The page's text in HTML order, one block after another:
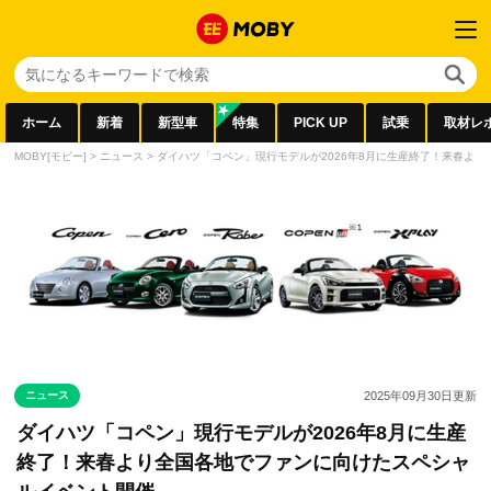
ホーム 新着 新型車 特集 PICK UP 試乗 取材レ
MOBY[モビー] > ニュース > ダイハツ「コペン」現行モデルが2026年8月に生産終了！来春よ
ニュース 2025年09月30日更新
ダイハツ「コペン」現行モデルが2026年8月に生産
終了！来春より全国各地でファンに向けたスペシャ